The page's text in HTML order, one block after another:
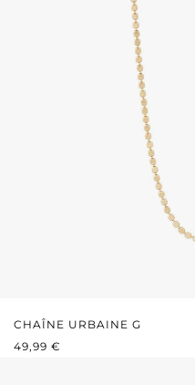
CHAÎNE URBAINE G
PRIX RÉGULIER :
49,99 €